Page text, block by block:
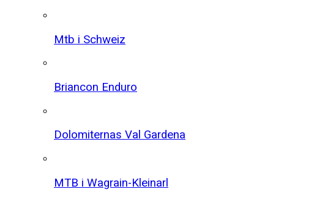
Mtb i Schweiz
Briancon Enduro
Dolomiternas Val Gardena
MTB i Wagrain-Kleinarl